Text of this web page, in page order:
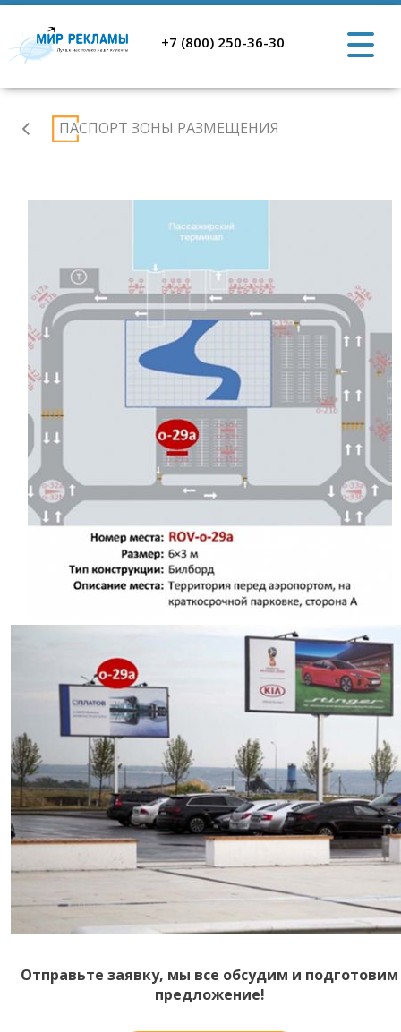
+7 (800) 250-36-30
Аэропорт
Ростов-
ПАСПОРТ ЗОНЫ РАЗМЕЩЕНИЯ
Отправьте заявку, мы все обсудим и подготовим
предложение!